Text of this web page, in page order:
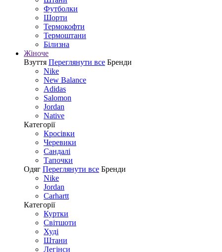
Футболки
Шорти
Термокофти
Термоштани
Білизна
Жіноче
Взуття Переглянути все Бренди
Nike
New Balance
Adidas
Salomon
Jordan
Native
Категорії
Кросівки
Черевики
Сандалі
Tапочки
Одяг Переглянути все Бренди
Nike
Jordan
Carhartt
Категорії
Куртки
Світшоти
Худі
Штани
Легінси